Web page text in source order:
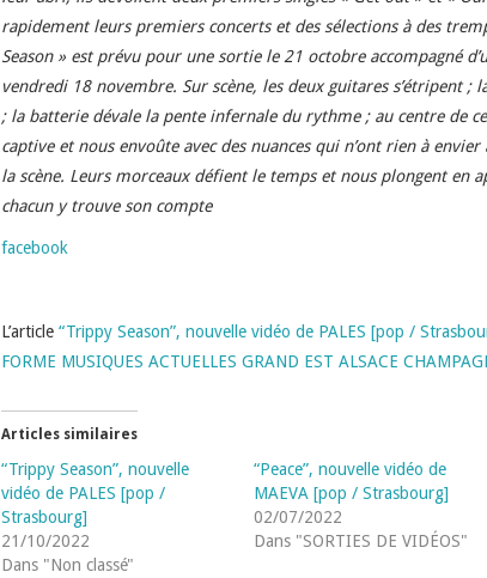
rapidement leurs premiers concerts et des sélections à des
Season » est prévu pour une sortie le 21 octobre accompagné
vendredi 18 novembre. Sur scène, les deux guitares s’étripent ;
; la batterie dévale la pente infernale du rythme ; au centre de
captive et nous envoûte avec des nuances qui n’ont rien à
la scène. Leurs morceaux défient le temps et nous plongent en
chacun y trouve son compte
facebook
L’article “Trippy Season”, nouvelle vidéo de PALES [pop /
FORME MUSIQUES ACTUELLES GRAND EST ALSACE
Articles similaires
“Trippy Season”, nouvelle
vidéo de PALES [pop /
Strasbourg]
21/10/2022
Dans "Non classé"
“Peace”, nouvelle vidéo de
MAEVA [pop / Strasbourg]
02/07/2022
Dans "SORTIES DE VIDÉOS"